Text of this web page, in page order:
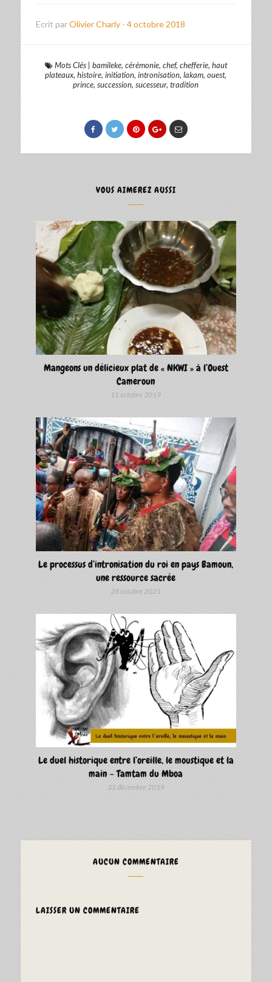
Ecrit parOlivier Charly - 4 octobre 2018
Mots Clés| bamileke, cérémonie, chef, chefferie, haut
plateaux,histoire,initiation,intronisation,lakam,ouest,
prince,succession,sucesseur,tradition
VOUS AIMEREZ AUSSI
Mangeons un délicieux plat de « NKWI » à l’Ouest
Cameroun
11 octobre 2019
Le processus d’intronisation du roi en pays Bamoun,
une ressource sacrée
28 octobre 2021
Le duel historique entre l’oreille, le moustique et la
main – Tamtam du Mboa
31 décembre 2019
AUCUN COMMENTAIRE
LAISSER UN COMMENTAIRE